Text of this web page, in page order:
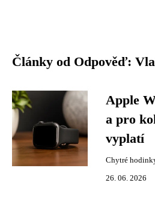
Články od Odpověď:
Apple
a pro
vyplatí
Chytré
26. 06. 2026